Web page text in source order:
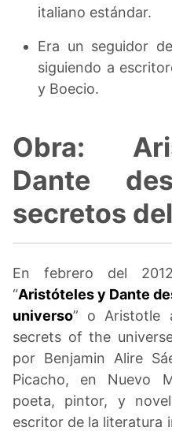
italiano estándar.
Era un seguidor
siguiendo a
y Boecio.
Obra:
Dante
secretos
En febrero del
“Aristóteles y Dante
universo” o Aristotle
secrets of the
por Benjamin Alire
Picacho, en Nuevo
poeta, pintor, y
escritor de la literatura